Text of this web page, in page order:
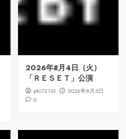
2026年8月4日（火）
「ＲＥＳＥＴ」公演
phi72110
2026年8月5日
0